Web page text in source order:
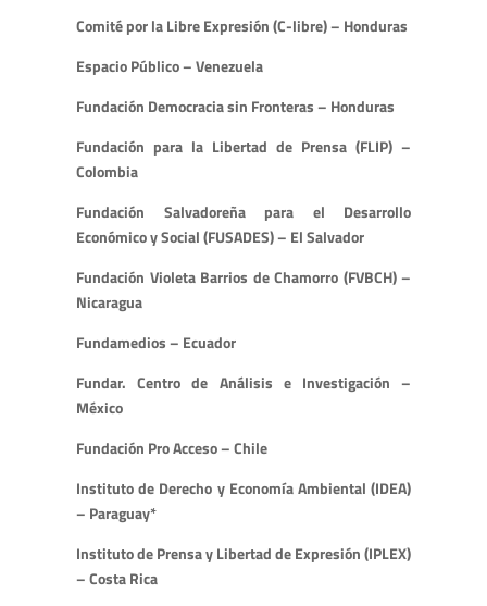
Comité por la Libre Expresión (C-libre) – Honduras
Espacio Público – Venezuela
Fundación Democracia sin Fronteras – Honduras
Fundación para la Libertad de Prensa (FLIP) –
Colombia
Fundación Salvadoreña para el Desarrollo
Económico y Social (FUSADES) – El Salvador
Fundación Violeta Barrios de Chamorro (FVBCH) –
Nicaragua
Fundamedios – Ecuador
Fundar. Centro de Análisis e Investigación –
México
Fundación Pro Acceso – Chile
Instituto de Derecho y Economía Ambiental (IDEA)
– Paraguay*
Instituto de Prensa y Libertad de Expresión (IPLEX)
– Costa Rica